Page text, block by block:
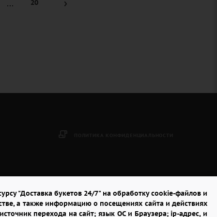
"Доставка букетов 24/7" на обработку cookie-файлов и
а также информацию о посещениях сайта и действиях
перехода на сайт; язык ОС и Браузера; ip-адрес, и
20